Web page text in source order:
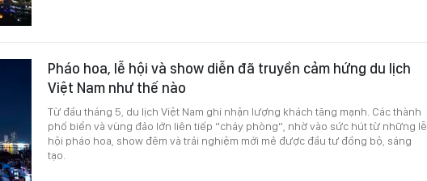
Pháo hoa, lễ hội và show diễn đã truyền cảm hứng du lịch
Việt Nam như thế nào
Từ đầu tháng 5, du lịch Việt Nam ghi nhận lượng khách tăng mạnh. Các thành
phố biển và vùng đảo lớn liên tiếp “cháy phòng”, nhờ vào sức hút từ những lễ
hội pháo hoa, show đêm và trải nghiệm mới mẻ được đầu tư đồng bộ, sáng
tạo.